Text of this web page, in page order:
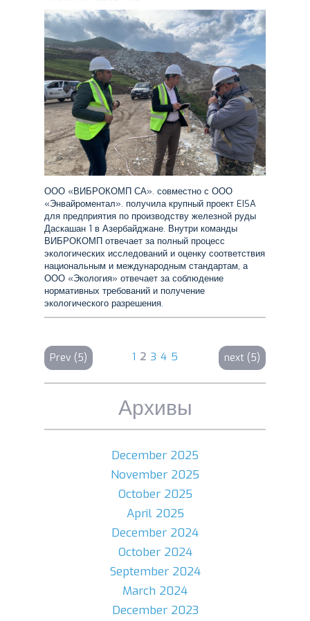
ООО «ВИБРОКОМП СА». совместно с ООО
«Энвайроментал». получила крупный проект EISA
для предприятия по производству железной руды
Даскашан 1 в Азербайджане. Внутри команды
ВИБРОКОМП отвечает за полный процесс
экологических исследований и оценку соответствия
национальным и международным стандартам, а
ООО «Экология» отвечает за соблюдение
нормативных требований и получение
экологического разрешения.
Prev (5) 1 2 3 4 5 next (5)
Архивы
December 2025
November 2025
October 2025
April 2025
December 2024
October 2024
September 2024
March 2024
December 2023